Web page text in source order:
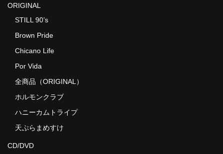
ORIGINAL
STILL 90’s
Brown Pride
Chicano Life
Por Vida
全商品（ORIGINAL）
ホルモンクラブ
ハニーカムトライプ
天ぷらまめすけ
CD/DVD